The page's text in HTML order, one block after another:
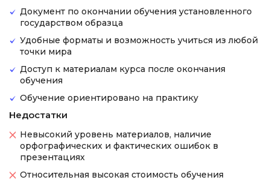
Документ по окончании обучения установленного
государством образца
Удобные форматы и возможность учиться из любой
точки мира
Доступ к материалам курса после окончания
обучения
Обучение ориентировано на практику
Недостатки
Невысокий уровень материалов, наличие
орфографических и фактических ошибок в
презентациях
Относительная высокая стоимость обучения